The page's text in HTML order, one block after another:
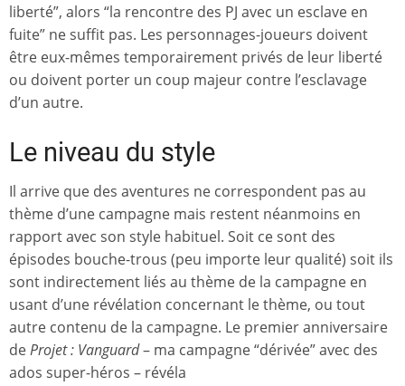
liberté”, alors “la rencontre des PJ avec un esclave en
fuite” ne suffit pas. Les personnages-joueurs doivent
être eux-mêmes temporairement privés de leur liberté
ou doivent porter un coup majeur contre l’esclavage
d’un autre.
Le niveau du style
Il arrive que des aventures ne correspondent pas au
thème d’une campagne mais restent néanmoins en
rapport avec son style habituel. Soit ce sont des
épisodes bouche-trous (peu importe leur qualité) soit ils
sont indirectement liés au thème de la campagne en
usant d’une révélation concernant le thème, ou tout
autre contenu de la campagne. Le premier anniversaire
deProjet : Vanguard– ma campagne “dérivée” avec des
ados super-héros – révéla